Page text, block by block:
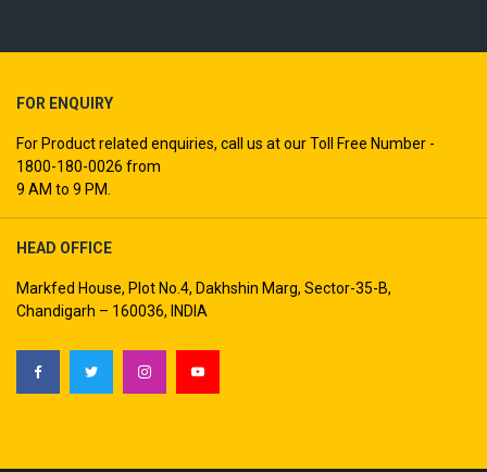
FOR ENQUIRY
For Product related enquiries, call us at our Toll Free Number -
1800-180-0026 from
9 AM to 9 PM.
HEAD OFFICE
Markfed House, Plot No.4, Dakhshin Marg, Sector-35-B,
Chandigarh – 160036, INDIA